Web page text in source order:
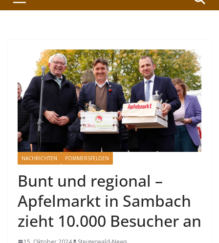
NACHRICHTEN POMMERSFELDEN
Bunt und regional –
Apfelmarkt in Sambach
zieht 10.000 Besucher an